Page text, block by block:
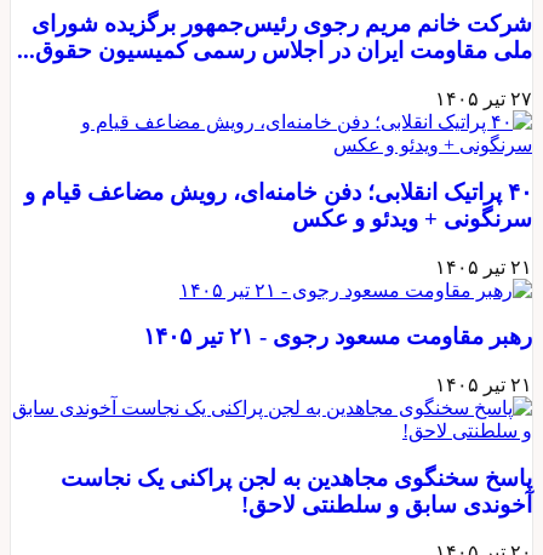
شرکت خانم مریم رجوی رئیس‌جمهور برگزیده شورای
ملی مقاومت ایران در اجلاس رسمی کمیسیون حقوق‌...
۲۷ تیر ۱۴۰۵
۴۰ پراتیک انقلابی؛ دفن خامنه‌ای، رویش مضاعف قیام و
سرنگونی + ویدئو و عکس
۲۱ تیر ۱۴۰۵
رهبر مقاومت مسعود رجوی - ۲۱ تیر ۱۴۰۵
۲۱ تیر ۱۴۰۵
پاسخ سخنگوی مجاهدین به لجن پراکنی یک نجاست
آخوندی سابق و سلطنتی لاحق!